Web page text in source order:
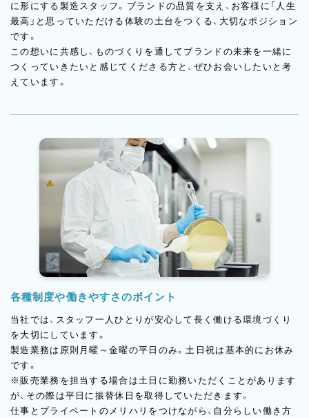
に形にする製造スタッフ。ブランドの品質を支え、お客様に「人生
最高」と思っていただける体験の土台をつくる、大切なポジション
です。
この想いに共感し、ものづくりを通してブランドの未来を一緒に
つくっていきたいと感じてくださる方と、ぜひお会いしたいと考
えています。
各種制度や働きやすさのポイント
当社では、スタッフ一人ひとりが安心して長く働ける環境づくり
を大切にしています。
製造業務は原則月曜～金曜の平日のみ。土日祝は基本的にお休み
です。
※販売業務を担当する場合は土日に勤務いただくことがあります
が、その際は平日に振替休日を取得していただきます。
仕事とプライベートのメリハリをつけながら、自分らしい働き方